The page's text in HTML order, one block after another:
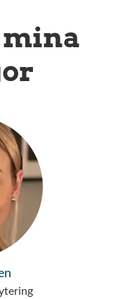
mina